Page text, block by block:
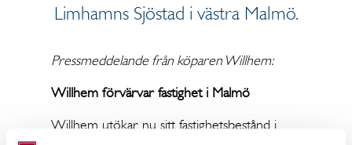
Limhamns Sjöstad i västra Malmö.
Pressmeddelande från köparen Willhem:
Willhem förvärvar fastighet i Malmö
Willhem utökar nu sitt fastighetsbestånd i